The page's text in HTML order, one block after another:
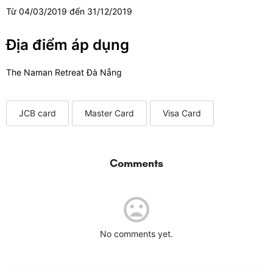
Từ 04/03/2019 đến 31/12/2019
Địa điểm áp dụng
The Naman Retreat Đà Nẵng
JCB card Master Card Visa Card
Comments
No comments yet.